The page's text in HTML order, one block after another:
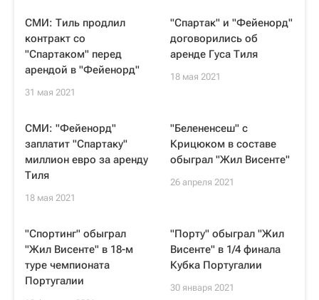
СМИ: Тиль продлил
контракт со
"Спартаком" перед
арендой в "Фейенорд"
31 мая 2021
"Спартак" и "Фейенорд"
договорились об
аренде Гуса Тиля
18 мая 2021
СМИ: "Фейенорд"
заплатит "Спартаку"
миллион евро за аренду
Тиля
18 мая 2021
"Белененсеш" с
Крицюком в составе
обыграл "Жил Висенте"
26 апреля 2021
"Спортинг" обыграл
"Жил Висенте" в 18-м
туре чемпионата
Португалии
"Порту" обыграл "Жил
Висенте" в 1/4 финала
Кубка Португалии
30 января 2021